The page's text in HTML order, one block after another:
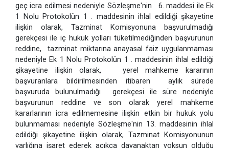
geç icra edilmesi nedeniyle Sözleşme'nin 6. maddesi ile Ek
1 Nolu Protokolün 1 . maddesinin ihlal edildiği şikayetine
ilişkin olarak, Tazminat Komisyonuna başvurulmadığı
gerekçesi ile iç hukuk yolları tüketilmediğinden başvurunun
reddine, tazminat miktarına anayasal faiz uygulanmaması
nedeniyle Ek 1 Nolu Protokolün 1 . maddesinin ihlal edildiği
şikayetine ilişkin olarak, yerel mahkeme kararının
başvuranlara bildirilmesinden itibaren aylık sürede
başvuruda bulunulmadığı gerekçesi ile süre nedeniyle
başvurunun reddine ve son olarak yerel mahkeme
kararlarının icra edilmemesine ilişkin etkin bir hukuk yolu
bulunmaması nedeniyle Sözleşme'nin 13. maddesinin ihlal
edildiği şikayetine ilişkin olarak, Tazminat Komisyonunun
varlığına işaret ederek açıkça dayanaktan yoksun olduğu